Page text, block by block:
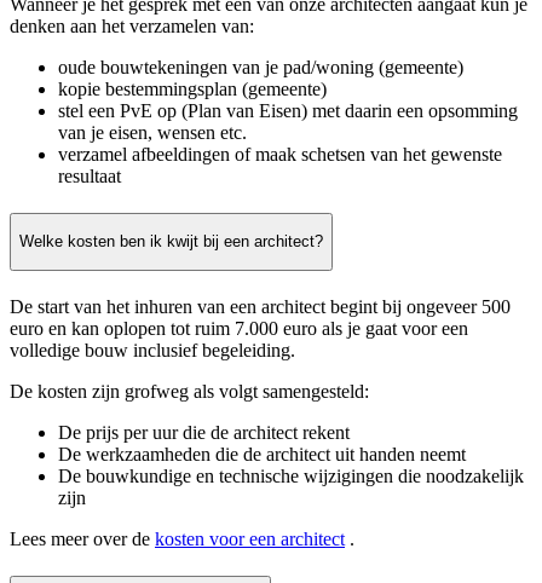
denken aan het verzamelen van:
oude bouwtekeningen van je pad/woning (gemeente)
kopie bestemmingsplan (gemeente)
stel een PvE op (Plan van Eisen) met daarin een opsomming
van je eisen, wensen etc.
verzamel afbeeldingen of maak schetsen van het gewenste
resultaat
Welke kosten ben ik kwijt bij een architect?
De start van het inhuren van een architect begint bij ongeveer 500
euro en kan oplopen tot ruim 7.000 euro als je gaat voor een
volledige bouw inclusief begeleiding.
De kosten zijn grofweg als volgt samengesteld:
De prijs per uur die de architect rekent
De werkzaamheden die de architect uit handen neemt
De bouwkundige en technische wijzigingen die noodzakelijk
zijn
Lees meer over de kosten voor een architect .